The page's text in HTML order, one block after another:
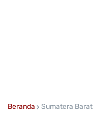
Beranda Sumatera Barat